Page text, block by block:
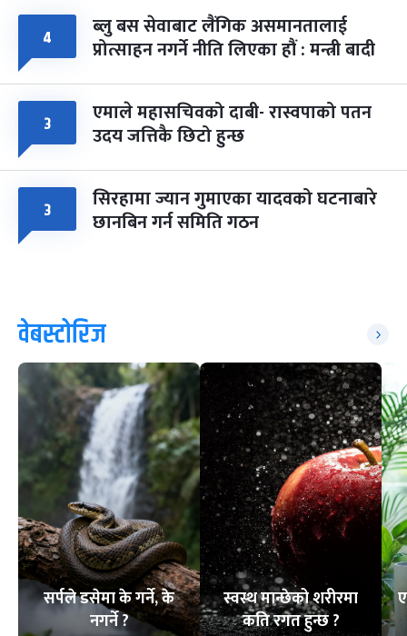
४ ब्लु बस सेवाबाट लैंगिक असमानतालाई
प्रोत्साहन नगर्ने नीति लिएका हौं : मन्त्री बादी
३ एमाले महासचिवको दाबी- रास्वपाको पतन
उदय जत्तिकै छिटो हुन्छ
३ सिरहामा ज्यान गुमाएका यादवको घटनाबारे
छानबिन गर्न समिति गठन
वेबस्टोरिज
सर्पले डसेमा के गर्ने, के
नगर्ने ?
स्वस्थ मान्छेको शरीरमा
कति रगत हुन्छ ?